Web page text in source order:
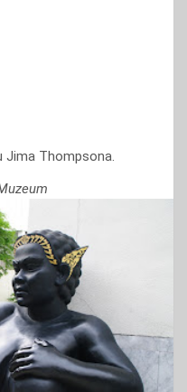
Jima Thompsona.